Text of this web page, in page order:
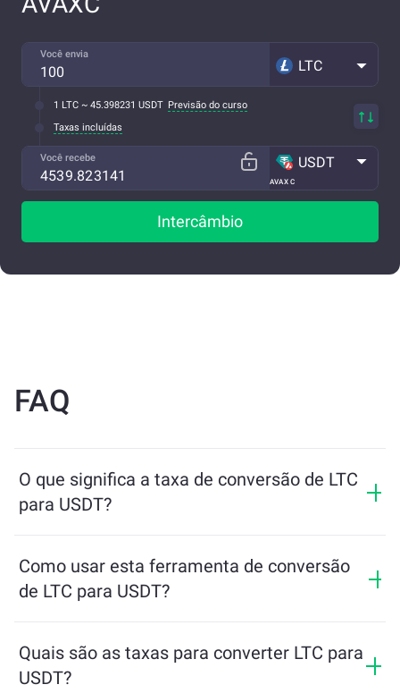
Você envia
LTC
1 LTC ~ 45.398231 USDT Previsão do curso
Taxas incluídas
Você recebe
AVAX C
USDT
Intercâmbio
FAQ
O que significa a taxa de conversão de LTC
para USDT?
receberá em troca de LTC. Essa taxa varia de acordo
com as condições de mercado, a oferta e a demanda, e
a liquidez.
Como usar esta ferramenta de conversão
de LTC para USDT?
ferramenta calculará o valor estimado de USDT que
você receberá. Depois, siga os passos para concluir a
Quais são as taxas para converter LTC para
USDT?